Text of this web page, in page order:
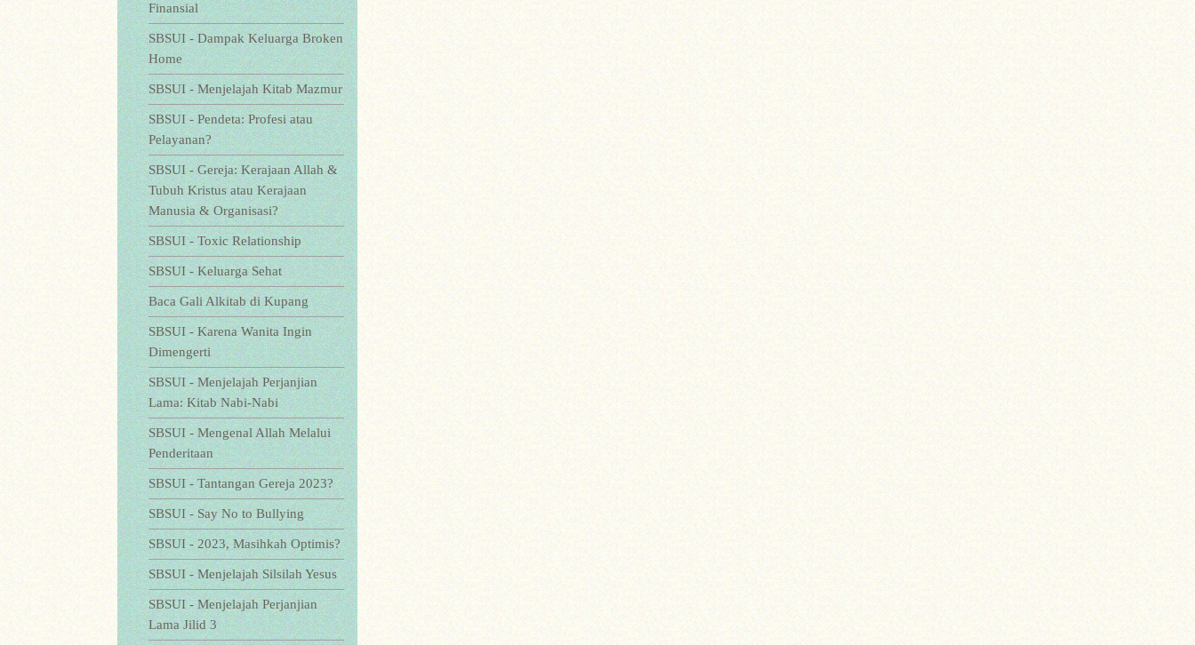
Finansial
SBSUI - Dampak Keluarga Broken
Home
SBSUI - Menjelajah Kitab Mazmur
SBSUI - Pendeta: Profesi atau
Pelayanan?
SBSUI - Gereja: Kerajaan Allah &
Tubuh Kristus atau Kerajaan
Manusia & Organisasi?
SBSUI - Toxic Relationship
SBSUI - Keluarga Sehat
Baca Gali Alkitab di Kupang
SBSUI - Karena Wanita Ingin
Dimengerti
SBSUI - Menjelajah Perjanjian
Lama: Kitab Nabi-Nabi
SBSUI - Mengenal Allah Melalui
Penderitaan
SBSUI - Tantangan Gereja 2023?
SBSUI - Say No to Bullying
SBSUI - 2023, Masihkah Optimis?
SBSUI - Menjelajah Silsilah Yesus
SBSUI - Menjelajah Perjanjian
Lama Jilid 3